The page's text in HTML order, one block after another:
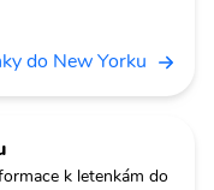
do New Yorku
k letenkám do